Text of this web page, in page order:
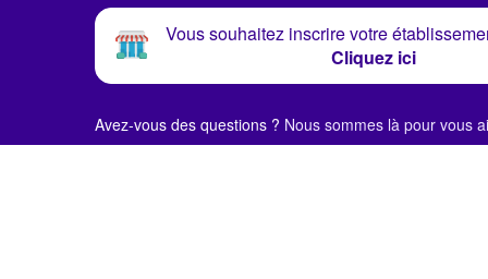
Vous souhaitez inscrire votre
Cliquez ici
Avez-vous des questions ? Nous sommes là pour vous
© Alloj.2024 Tous droits réservés